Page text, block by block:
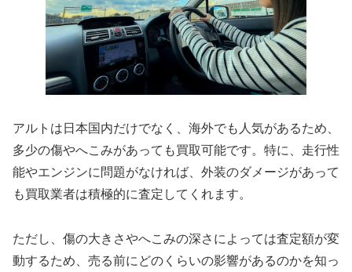
アルトは日本国内だけでなく、海外でも人気があるため、
多少の傷やへこみがあっても買取可能です。特に、走行性
能やエンジンに問題がなければ、外装のダメージがあって
も買取業者は積極的に査定してくれます。
ただし、傷の大きさやへこみの深さによっては査定額が変
動するため、売る前にどのくらいの影響があるのかを知っ